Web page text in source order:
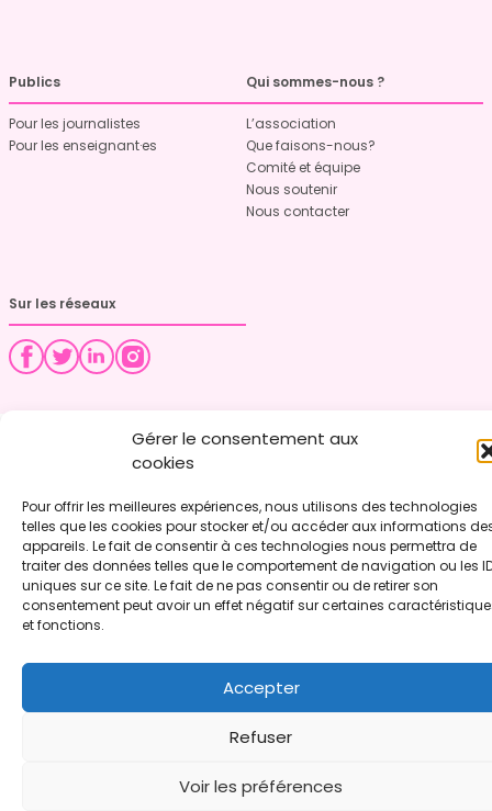
Gérer le consentement aux
cookies
Pour offrir les meilleures expériences, nous utilisons des technologies
telles que les cookies pour stocker et/ou accéder aux informations
appareils. Le fait de consentir à ces technologies nous permettra de
traiter des données telles que le comportement de navigation ou les
uniques sur ce site. Le fait de ne pas consentir ou de retirer son
consentement peut avoir un effet négatif sur certaines
et fonctions.
Accepter
Refuser
Voir les préférences
Publics
Pour les journalistes
Pour les enseignant·es
Qui sommes-nous ?
L’association
Que faisons-nous?
Comité et équipe
Nous soutenir
Nous contacter
Sur les réseaux